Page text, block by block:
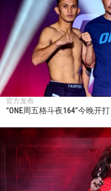
官方发布
“ONE周五格斗夜164”今晚开